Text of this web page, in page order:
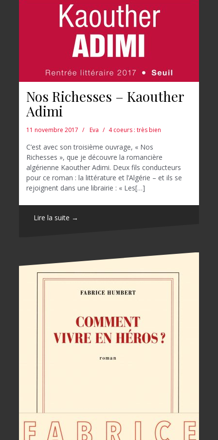
Nos Richesses – Kaouther
Adimi
11 novembre 2017 Eva 4 coeurs : très bien
C’est avec son troisième ouvrage, « Nos
Richesses », que je découvre la romancière
algérienne Kaouther Adimi. Deux fils conducteurs
pour ce roman : la littérature et l’Algérie – et ils se
rejoignent dans une librairie : « Les[…]
Lire la suite →